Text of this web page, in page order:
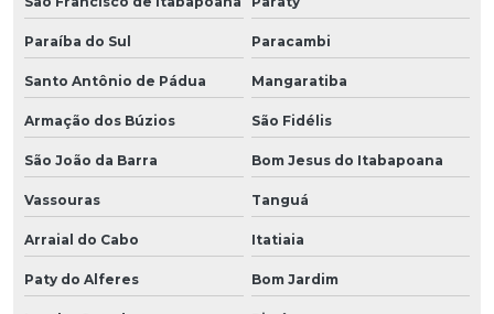
Paraíba do Sul Paracambi
Santo Antônio de Pádua Mangaratiba
Armação dos Búzios São Fidélis
São João da Barra Bom Jesus do Itabapoana
Vassouras Tanguá
Arraial do Cabo Itatiaia
Paty do Alferes Bom Jardim